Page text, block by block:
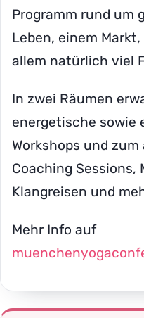
Programm rund um
Leben, einem
allem natürlich viel
In zwei Räumen
energetische sowie
Workshops und
Coaching Sessions,
Klangreisen und
Mehr Info auf